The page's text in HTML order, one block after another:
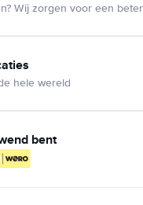
Wij zorgen voor een
hele wereld
bent